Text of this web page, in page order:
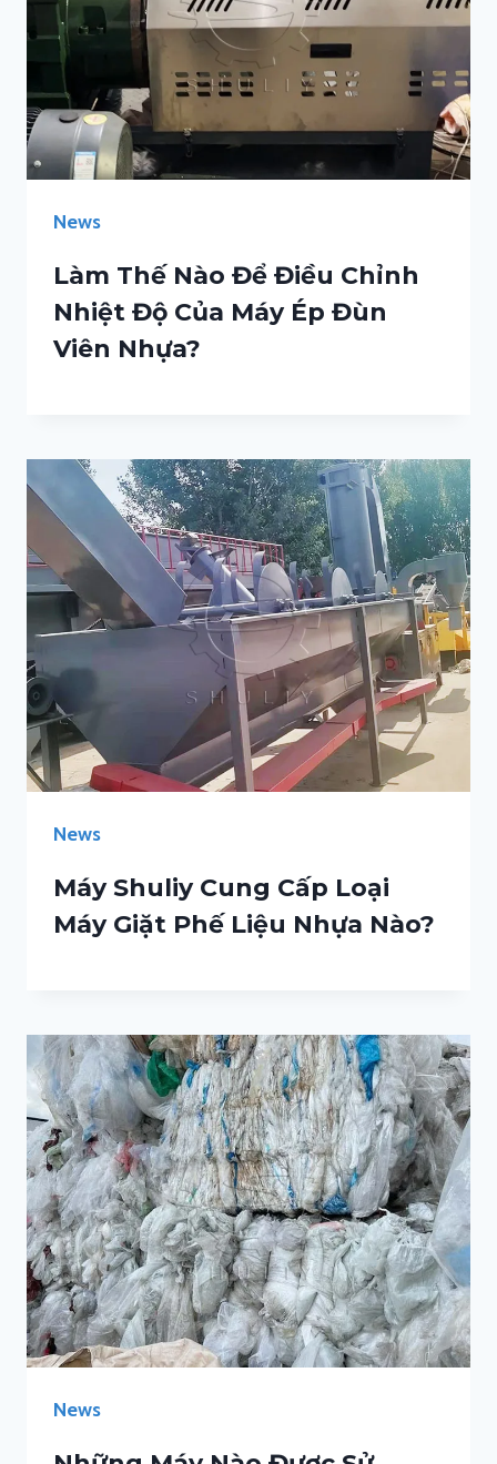
News
Làm Thế Nào Để Điều Chỉnh
Nhiệt Độ Của Máy Ép Đùn
Viên Nhựa?
News
Máy Shuliy Cung Cấp Loại
Máy Giặt Phế Liệu Nhựa Nào?
News